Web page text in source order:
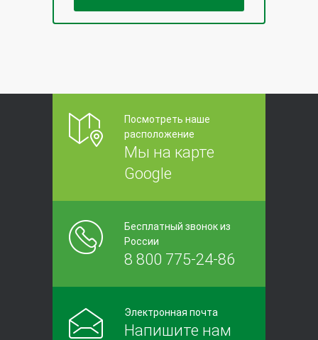
Посмотреть наше
расположение
Мы на карте
Google
Бесплатный звонок из
России
8 800 775-24-86
Электронная почта
Напишите нам